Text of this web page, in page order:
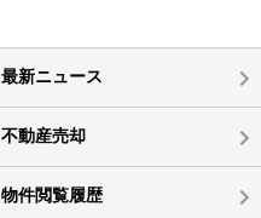
最新ニュース
不動産売却
物件閲覧履歴